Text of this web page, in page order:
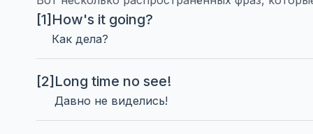
[1] How's it going?
Как дела?
[2] Long time no see!
Давно не виделись!